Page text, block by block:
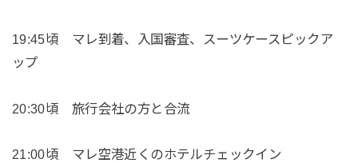
19:45頃 マレ到着、入国審査、スーツケースピックア
ップ
20:30頃 旅行会社の方と合流
21:00頃 マレ空港近くのホテルチェックイン